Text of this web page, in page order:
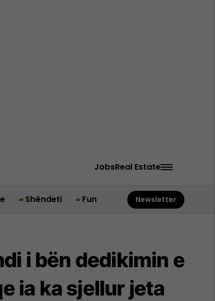
JobsReal Estate
Shëndeti Fun Newsletter
i bën dedikimin e
ia ka sjellur jeta